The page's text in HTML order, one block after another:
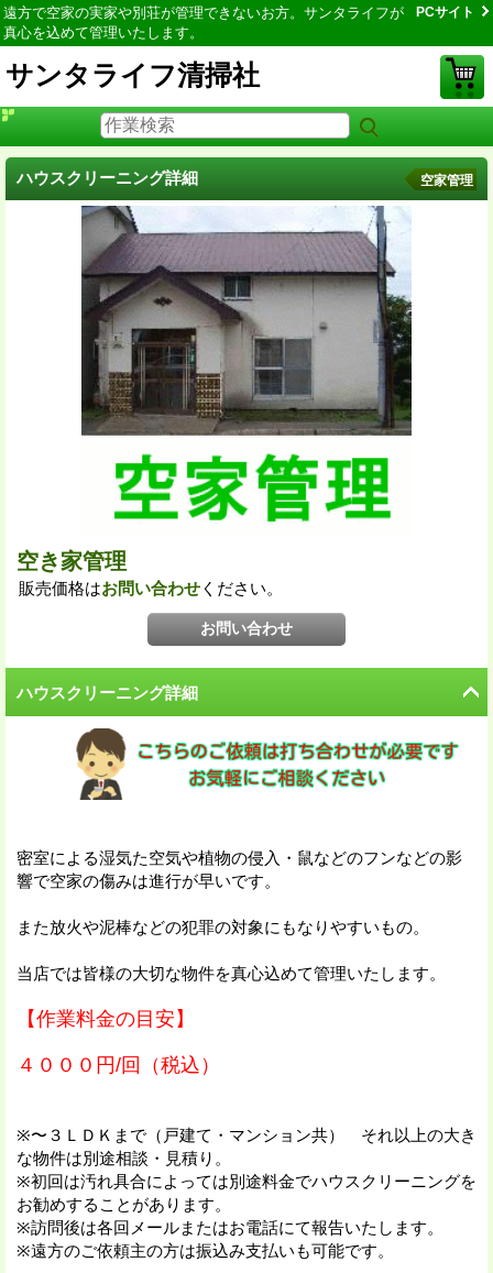
遠方で空家の実家や別荘が管理できないお方。サンタライフが
真心を込めて管理いたします。
PCサイト
サンタライフ清掃社
ハウスクリーニング詳細 空家管理
空き家管理
販売価格はお問い合わせ ください。
ハウスクリーニング詳細
密室による湿気た空気や植物の侵入・鼠などのフンなどの影
響で空家の傷みは進行が早いです。
また放火や泥棒などの犯罪の対象にもなりやすいもの。
当店では皆様の大切な物件を真心込めて管理いたします。
【作業料金の目安】
４０００円/回（税込）
※〜３ＬＤＫまで（戸建て・マンション共） それ以上の大き
な物件は別途相談・見積り。
※初回は汚れ具合によっては別途料金でハウスクリーニングを
お勧めすることがあります。
※訪問後は各回メールまたはお電話にて報告いたします。
※遠方のご依頼主の方は振込み支払いも可能です。